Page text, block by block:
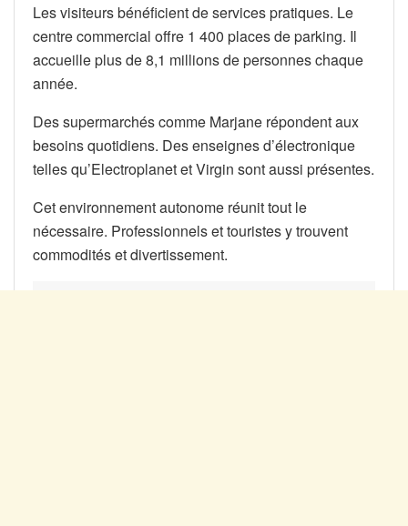
Les visiteurs bénéficient de services pratiques. Le
centre commercial offre 1 400 places de parking. Il
accueille plus de 8,1 millions de personnes chaque
année.
Des supermarchés comme Marjane répondent aux
besoins quotidiens. Des enseignes d’électronique
telles qu’Electroplanet et Virgin sont aussi présentes.
Cet environnement autonome réunit tout le
nécessaire. Professionnels et touristes y trouvent
commodités et divertissement.